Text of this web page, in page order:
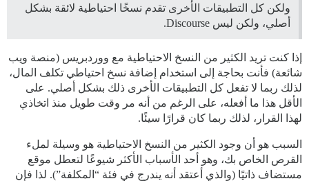
ولكن كل التطبيقات الأخرى تقدم نسخًا احتياطية لائقة بشكل
أصلي، ولكن ليس Discourse.
إذا كنت تريد الكثير من النسخ الاحتياطية مع ووردبريس (منصة ويب
شائعة) فأنت بحاجة إلى استخدام إضافة نسخ احتياطي تكلف المال،
لذلك ربما لا تفعل كل التطبيقات الأخرى ذلك بشكل أصلي. على
الأقل هذا ما أفعله، على الرغم من أنه مر وقت طويل منذ اتخاذي
لهذا القرار، لذلك ربما كان قرارًا سيئًا.
السبب هو أن وجود الكثير من النسخ الاحتياطية هو وسيلة لملء
القرص الخاص بك، وهو أحد الأسباب الأكثر شيوعًا لتعطل موقع
مستضاف ذاتيًا (والذي أعتقد أنه يندرج في فئة “المكلفة”). لذا فإن